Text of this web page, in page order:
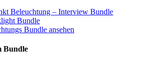
Beleuchtung – Interview Bundle
Bundle
Bundle ansehen
Bundle